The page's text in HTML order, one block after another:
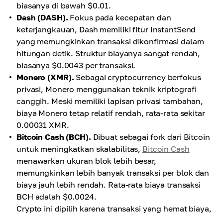
biasanya di bawah $0.01.
Dash (DASH). Fokus pada kecepatan dan
keterjangkauan, Dash memiliki fitur InstantSend
yang memungkinkan transaksi dikonfirmasi dalam
hitungan detik. Struktur biayanya sangat rendah,
biasanya $0.0043 per transaksi.
Monero (XMR). Sebagai cryptocurrency berfokus
privasi, Monero menggunakan teknik kriptografi
canggih. Meski memiliki lapisan privasi tambahan,
biaya Monero tetap relatif rendah, rata-rata sekitar
0.00031 XMR.
Bitcoin Cash (BCH). Dibuat sebagai fork dari Bitcoin
untuk meningkatkan skalabilitas, Bitcoin Cash
menawarkan ukuran blok lebih besar,
memungkinkan lebih banyak transaksi per blok dan
biaya jauh lebih rendah. Rata-rata biaya transaksi
BCH adalah $0.0024.
Crypto ini dipilih karena transaksi yang hemat biaya,